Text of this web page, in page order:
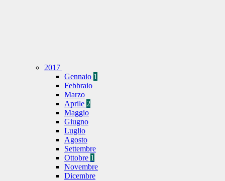
2017
Gennaio 1
Febbraio
Marzo
Aprile 2
Maggio
Giugno
Luglio
Agosto
Settembre
Ottobre 1
Novembre
Dicembre